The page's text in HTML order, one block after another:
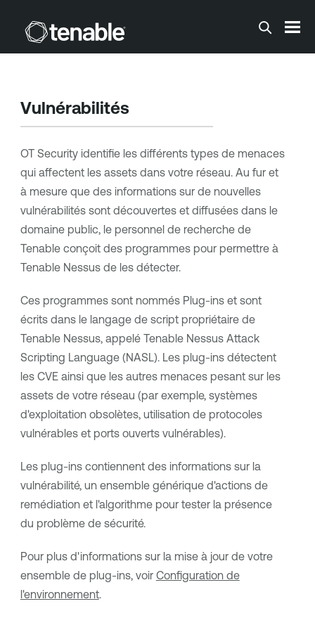
Passer au contenu principal
Vulnérabilités
OT Securityidentifie les différents types de menaces
qui affectent les assets dans votre réseau. Au fur et
à mesure que des informations sur de nouvelles
vulnérabilités sont découvertes et diffusées dans le
domaine public, le personnel de recherche de
Tenableconçoit des programmes pour permettre à
Tenable Nessusde les détecter.
Ces programmes sont nommés Plug-ins et sont
écrits dans le langage de script propriétaire de
Tenable Nessus, appelé Tenable NessusAttack
Scripting Language (NASL). Les plug-ins détectent
les CVE ainsi que les autres menaces pesant sur les
assets de votre réseau (par exemple, systèmes
d'exploitation obsolètes, utilisation de protocoles
vulnérables et ports ouverts vulnérables).
Les plug-ins contiennent des informations sur la
vulnérabilité, un ensemble générique d'actions de
remédiation et l'algorithme pour tester la présence
du problème de sécurité.
Pour plus d'informations sur la mise à jour de votre
ensemble de plug-ins, voir Configuration de
l'environnement.